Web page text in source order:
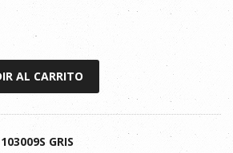
AL CARRITO
GRIS